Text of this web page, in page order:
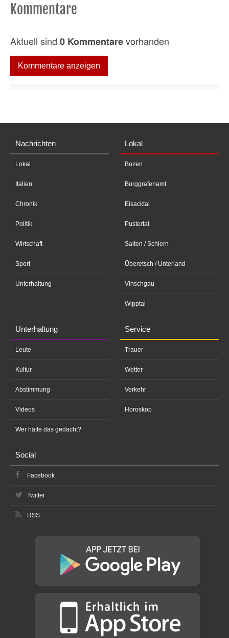
Kommentare
Aktuell sind 0 Kommentarevorhanden
Kommentare anzeigen
Nachrichten
Lokal
Italien
Chronik
Politik
Wirtschaft
Sport
Unterhaltung
Lokal
Bozen
Burggrafenamt
Eisacktal
Pustertal
Salten / Schlern
Überetsch / Unterland
Vinschgau
Wipptal
Unterhaltung
Leute
Kultur
Abstimmung
Videos
Wer hätte das gedacht?
Service
Trauer
Wetter
Verkehr
Horoskop
Social
Facebook
Twitter
RSS